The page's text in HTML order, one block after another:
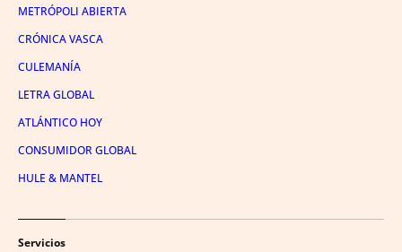
METRÓPOLI ABIERTA
CRÓNICA VASCA
CULEMANÍA
LETRA GLOBAL
ATLÁNTICO HOY
CONSUMIDOR GLOBAL
HULE & MANTEL
Servicios